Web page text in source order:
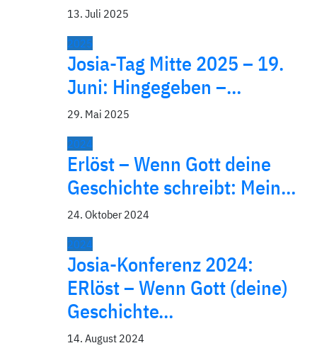
13. Juli 2025
2025
Josia-Tag Mitte 2025 – 19.
Juni: Hingegeben –…
29. Mai 2025
2024
Erlöst – Wenn Gott deine
Geschichte schreibt: Mein…
24. Oktober 2024
2024
Josia-Konferenz 2024:
ERlöst – Wenn Gott (deine)
Geschichte…
14. August 2024